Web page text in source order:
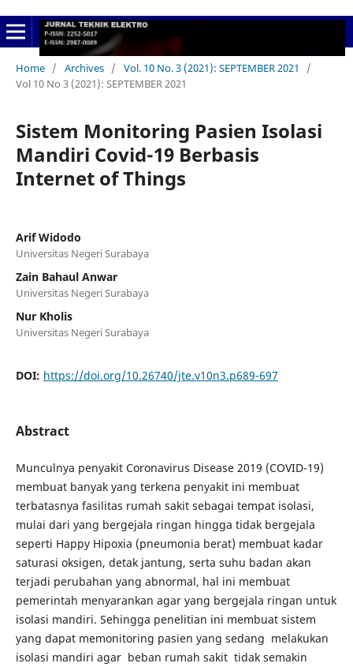
Home / Archives / Vol. 10 No. 3 (2021): SEPTEMBER 2021
/
Vol 10 No 3 (2021): SEPTEMBER 2021
Sistem Monitoring Pasien Isolasi
Mandiri Covid-19 Berbasis
Internet of Things
Arif Widodo
Universitas Negeri Surabaya
Zain Bahaul Anwar
Universitas Negeri Surabaya
Nur Kholis
Universitas Negeri Surabaya
DOI: https://doi.org/10.26740/jte.v10n3.p689-697
Abstract
Munculnya penyakit Coronavirus Disease 2019 (COVID-19)
membuat banyak yang terkena penyakit ini membuat
terbatasnya fasilitas rumah sakit sebagai tempat isolasi,
mulai dari yang bergejala ringan hingga tidak bergejala
seperti Happy Hipoxia (pneumonia berat) membuat kadar
saturasi oksigen, detak jantung, serta suhu badan akan
terjadi perubahan yang abnormal, hal ini membuat
pemerintah menyarankan agar yang bergejala ringan untuk
isolasi mandiri. Sehingga penelitian ini membuat sistem
yang dapat memonitoring pasien yang sedang melakukan
isolasi mandiri agar beban rumah sakit tidak semakin